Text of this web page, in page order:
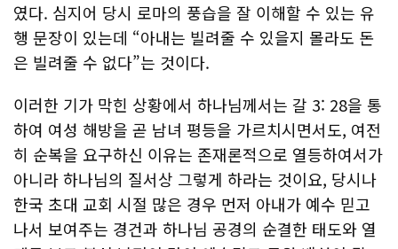
였다. 심지어 당시 로마의 풍습을 잘 이해할 수 있는 유
행 문장이 있는데 “아내는 빌려줄 수 있을지 몰라도 돈
은 빌려줄 수 없다”는 것이다.
이러한 기가 막힌 상황에서 하나님께서는 갈 3: 28을 통
하여 여성 해방을 곧 남녀 평등을 가르치시면서도, 여전
히 순복을 요구하신 이유는 존재론적으로 열등하여서가
아니라 하나님의 질서상 그렇게 하라는 것이요, 당시나
한국 초대 교회 시절 많은 경우 먼저 아내가 예수 믿고
나서 보여주는 경건과 하나님 공경의 순결한 태도와 열